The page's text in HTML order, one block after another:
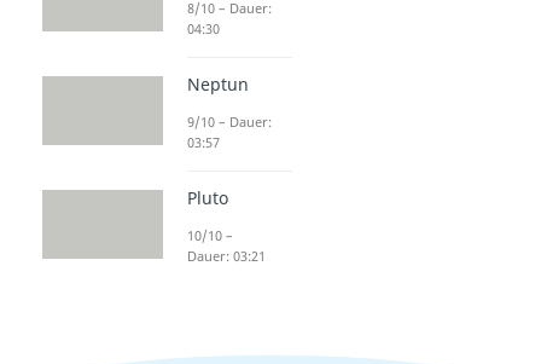
8/10 – Dauer:
04:30
Neptun
9/10 – Dauer:
03:57
Pluto
10/10 –
Dauer: 03:21